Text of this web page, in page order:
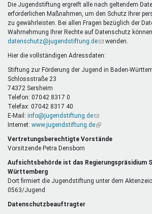
Die Jugendstiftung ergreift alle nach geltendem
erforderlichen Maßnahmen, um den Schutz Ihrer
zu gewährleisten. Bei allen Fragen bezüglich der
Wahrnehmung Ihrer Rechte auf Datenschutz
datenschutz@jugendstiftung.de(Link
E-
Mail)
wenden.
Hier die vollständigen Adressdaten:
Stiftung zur Förderung der Jugend in Baden-
Schlossstraße 23
74372 Sersheim
Telefon: 07042 8317 0
Telefax: 07042 8317 40
E-Mail: info@jugendstiftung.de(Link
sendet
Mail)
Internet: www.jugendstiftung.de(Link
extern)
Vertretungsberechtigte Vorstände
Vorsitzende Petra Densborn
Aufsichtsbehörde ist das Regierungspräsidium
Württemberg
Dort firmiert die Jugendstiftung unter dem
0563/Jugend
Datenschutzbeauftragter